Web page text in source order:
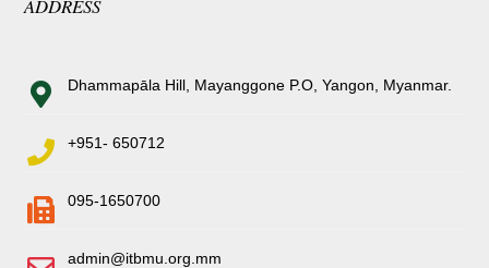
ADDRESS
Dhammapāla Hill, Mayanggone P.O, Yangon, Myanmar.
+951- 650712
095-1650700
admin@itbmu.org.mm